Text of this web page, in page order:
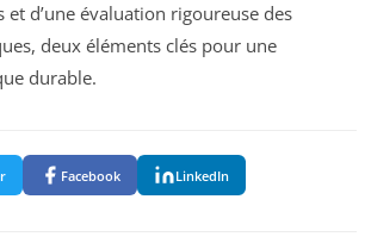
et d’une évaluation rigoureuse des
deux éléments clés pour une
durable.
Facebook LinkedIn